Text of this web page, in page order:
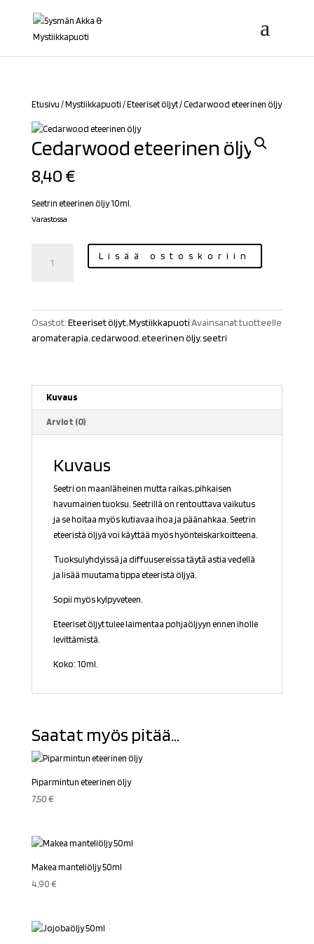
Etusivu /Mystiikkapuoti /Eteeriset öljyt/ Cedarwood eteerinen öljy
Cedarwood eteerinen öljy
8,40€
Seetrin eteerinen öljy 10ml.
Varastossa
eteerinen
Lisää ostoskoriin
Osastot:Eteeriset öljyt,MystiikkapuotiAvainsanat tuotteelle
aromaterapia,cedarwood,eteerinen öljy,seetri
Kuvaus
Arviot (0)
Kuvaus
Seetri on maanläheinen mutta raikas, pihkaisen
havumainen tuoksu. Seetrillä on rentouttava vaikutus
ja se hoitaa myös kutiavaa ihoa ja päänahkaa. Seetrin
eteeristä öljyä voi käyttää myös hyönteiskarkoitteena.
Tuoksulyhdyissä ja diffuusereissa täytä astia vedellä
ja lisää muutama tippa eteeristä öljyä.
Sopii myös kylpyveteen.
Eteeriset öljyt tulee laimentaa pohjaöljyyn ennen iholle
levittämistä.
Koko: 10ml.
Saatat myös pitää...
Piparmintun eteerinen öljy
7,50€
Makea manteliöljy 50ml
4,90€